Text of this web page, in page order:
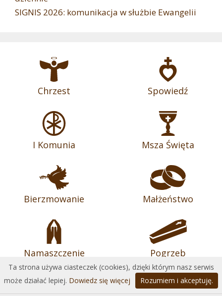
SIGNIS 2026: komunikacja w służbie Ewangelii
Chrzest Spowiedź
I Komunia Msza Święta
Bierzmowanie Małżeństwo
Namaszczenie Pogrzeb
Archidiecezja Przemyska | Wykonanie: DobraStronaParafii.pl
Ta strona używa ciasteczek (cookies), dzięki którym nasz serwis
może działać lepiej. Dowiedz się więcej Rozumiem i akceptuję.